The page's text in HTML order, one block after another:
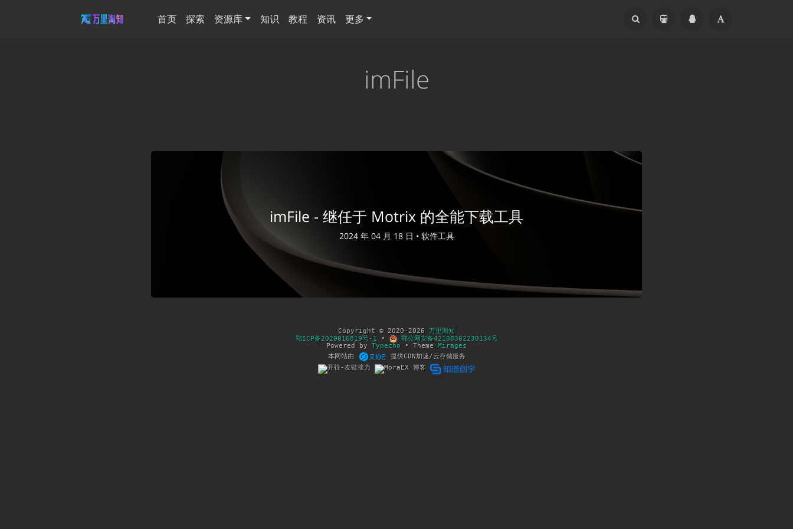
首页 探索 资源库 知识 教程 资讯 更多
imFile
imFile - 继任于 Motrix 的全能下载工具
2024 年 04 月 18 日 • 软件工具
Copyright © 2020-2026 万里淘知
鄂ICP备2020016819号-1 •
鄂公网安备42108302230134号
Powered by Typecho • Theme Mirages
本网站由
提供CDN加速/云存储服务